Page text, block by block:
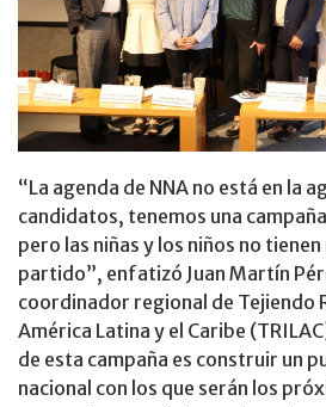
“La agenda de NNA no está en la
candidatos, tenemos una
pero las niñas y los niños no
partido”, enfatizó Juan Martín
coordinador regional de Tejiendo
América Latina y el Caribe
de esta campaña es construir un
nacional con los que serán los